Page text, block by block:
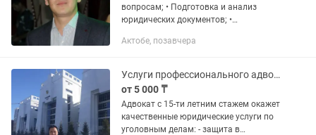
вопросам; • Подготовка и анализ
юридических документов; •
государственных органах; • Решение
трудовым и...
Актобе, позавчера
Услуги профессионального адвоката
от 5 000 ₸
Адвокат с 15-ти летним стажем окажет
качественные юридические услуги по
уголовным делам: - защита в